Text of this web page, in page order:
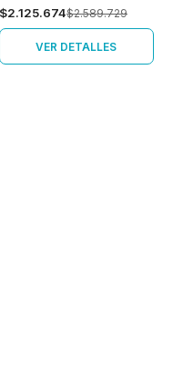
$2.125.674$2.589.729
VER DETALLES